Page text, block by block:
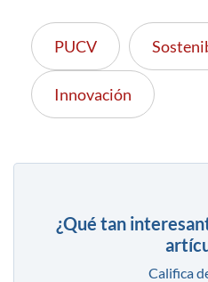
PUCV
Innovación
¿Qué tan
Califica